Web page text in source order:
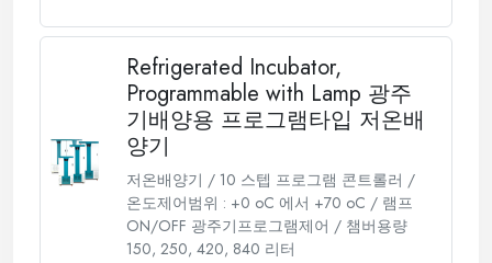
Refrigerated Incubator,
Programmable with Lamp 광주
기배양용 프로그램타입 저온배
양기
저온배양기 / 10 스텝 프로그램 콘트롤러 /
온도제어범위 : +0 oC 에서 +70 oC / 램프
ON/OFF 광주기프로그램제어 / 챔버용량
150, 250, 420, 840 리터